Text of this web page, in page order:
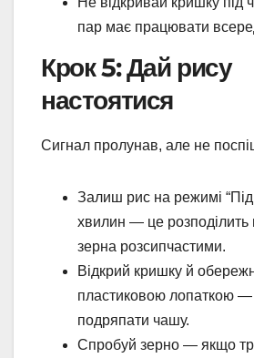
пар має працювати
Крок 5: Дай рису
настоятися
Сигнал пролунав, але не
Залиш рис на режимі
хвилин — це розподілить
зерна розсипчастими.
Відкрий кришку й
пластиковою лопаткою
подряпати чашу.
Спробуй зерно — якщо